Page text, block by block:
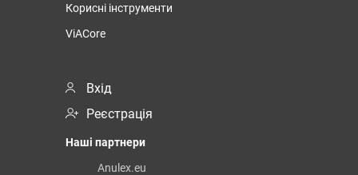
Корисні інструменти
ViACore
Вхід
Реєстрація
Наші партнери
Anulex.eu